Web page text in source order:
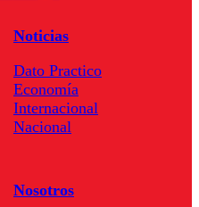
Noticias
Dato Practico
Economía
Internacional
Nacional
Nosotros